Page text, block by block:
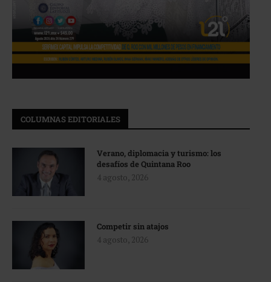
COLUMNAS EDITORIALES
Verano, diplomacia y turismo: los
desafíos de Quintana Roo
4 agosto, 2026
Competir sin atajos
4 agosto, 2026